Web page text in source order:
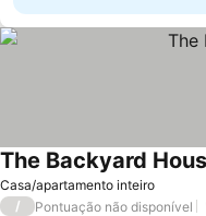
Casa/apartamento inteiro
The Backyard
/ Pontuação não disponível